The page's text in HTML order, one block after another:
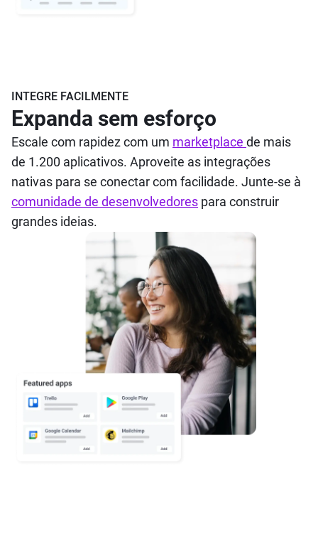
INTEGRE FACILMENTE
Expanda sem esforço
Escale com rapidez com um marketplace de mais
de 1.200 aplicativos. Aproveite as integrações
nativas para se conectar com facilidade. Junte-se à
comunidade de desenvolvedores para construir
grandes ideias.